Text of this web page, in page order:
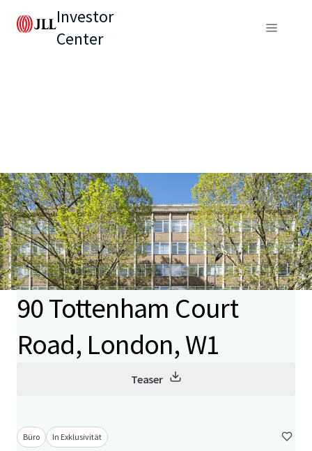
Investor
Center
90 Tottenham Court
Road, London, W1
Teaser
Büro In Exklusivität